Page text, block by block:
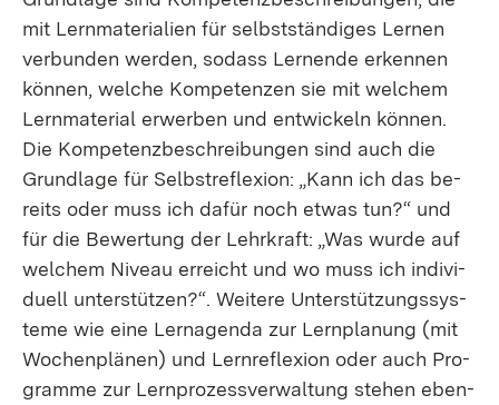
mit Lern­ma­te­ria­li­en für selbst­stän­di­ges Ler­nen
ver­bun­den wer­den, so­dass Ler­nen­de er­ken­nen
kön­nen, wel­che Kom­pe­ten­zen sie mit wel­chem
Lern­ma­te­ri­al er­wer­ben und ent­wi­ckeln kön­nen.
Die Kom­pe­tenz­be­schrei­bun­gen sind auch die
Grund­la­ge für Selbst­re­fle­xi­on: „Kann ich das be­
reits oder muss ich da­für noch et­was tun?“ und
für die Be­wer­tung der Lehr­kraft: „Was wur­de auf
wel­chem Ni­veau er­reicht und wo muss ich in­di­vi­
du­ell un­ter­stüt­zen?“. Wei­te­re Un­ter­stüt­zungs­sys­
te­me wie ei­ne Ler­na­gen­da zur Lern­pla­nung (mit
Wo­chen­plä­nen) und Lern­re­fle­xi­on oder auch Pro­
gram­me zur Lern­pro­zess­ver­wal­tung ste­hen eben­